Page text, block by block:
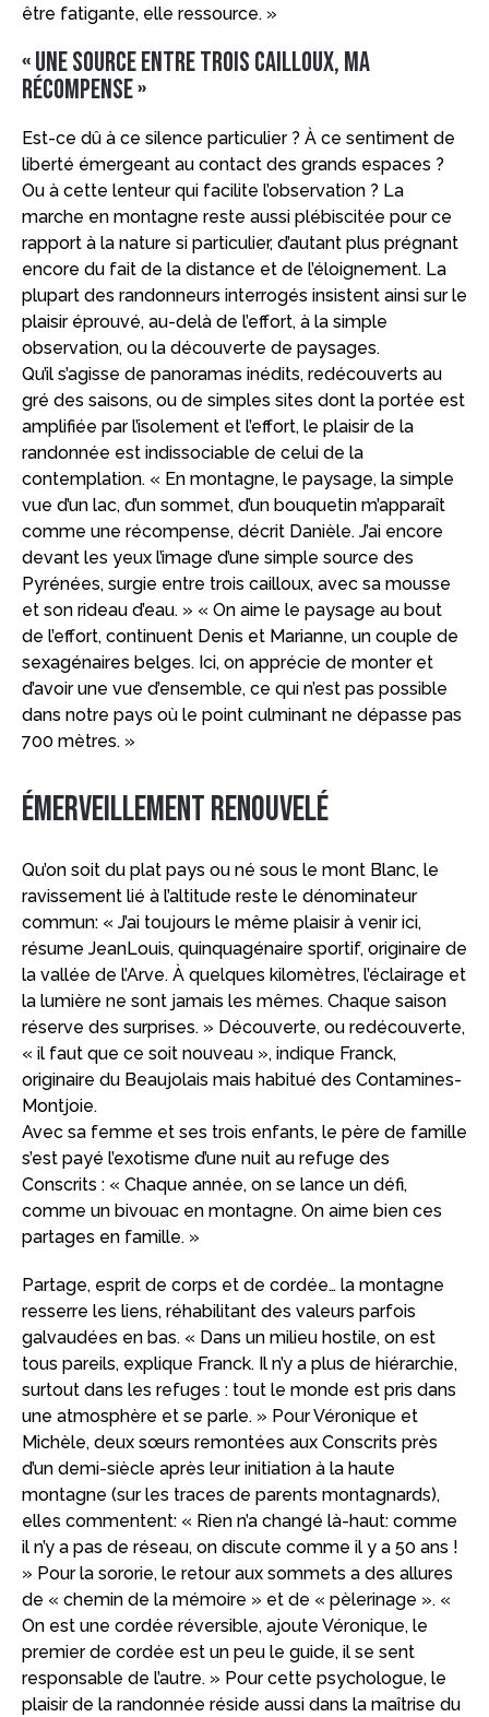
être fatigante, elle ressource. »
« Une source entre trois cailloux, ma
récompense »
Est-ce dû à ce silence particulier ? À ce sentiment de
liberté émergeant au contact des grands espaces ?
Ou à cette lenteur qui facilite l’observation ? La
marche en montagne reste aussi plébiscitée pour ce
rapport à la nature si particulier, d’autant plus prégnant
encore du fait de la distance et de l’éloignement. La
plupart des randonneurs interrogés insistent ainsi sur le
plaisir éprouvé, au-delà de l’effort, à la simple
observation, ou la découverte de paysages.
Qu’il s’agisse de panoramas inédits, redécouverts au
gré des saisons, ou de simples sites dont la portée est
amplifiée par l’isolement et l’effort, le plaisir de la
randonnée est indissociable de celui de la
contemplation. « En montagne, le paysage, la simple
vue d’un lac, d’un sommet, d’un bouquetin m’apparaît
comme une récompense, décrit Danièle. J’ai encore
devant les yeux l’image d’une simple source des
Pyrénées, surgie entre trois cailloux, avec sa mousse
et son rideau d’eau. » « On aime le paysage au bout
de l’effort, continuent Denis et Marianne, un couple de
sexagénaires belges. Ici, on apprécie de monter et
d’avoir une vue d’ensemble, ce qui n’est pas possible
dans notre pays où le point culminant ne dépasse pas
700 mètres. »
Émerveillement renouvelé
Qu’on soit du plat pays ou né sous le mont Blanc, le
ravissement lié à l’altitude reste le dénominateur
commun: « J’ai toujours le même plaisir à venir ici,
résume JeanLouis, quinquagénaire sportif, originaire de
la vallée de l’Arve. À quelques kilomètres, l’éclairage et
la lumière ne sont jamais les mêmes. Chaque saison
réserve des surprises. » Découverte, ou redécouverte,
« il faut que ce soit nouveau », indique Franck,
originaire du Beaujolais mais habitué des Contamines-
Montjoie.
Avec sa femme et ses trois enfants, le père de famille
s’est payé l’exotisme d’une nuit au refuge des
Conscrits : « Chaque année, on se lance un défi,
comme un bivouac en montagne. On aime bien ces
partages en famille. »
Partage, esprit de corps et de cordée… la montagne
resserre les liens, réhabilitant des valeurs parfois
galvaudées en bas. « Dans un milieu hostile, on est
tous pareils, explique Franck. Il n’y a plus de hiérarchie,
surtout dans les refuges : tout le monde est pris dans
une atmosphère et se parle. » Pour Véronique et
Michèle, deux sœurs remontées aux Conscrits près
d’un demi-siècle après leur initiation à la haute
montagne (sur les traces de parents montagnards),
elles commentent: « Rien n’a changé là-haut: comme
il n’y a pas de réseau, on discute comme il y a 50 ans !
» Pour la sororie, le retour aux sommets a des allures
de « chemin de la mémoire » et de « pèlerinage ». «
On est une cordée réversible, ajoute Véronique, le
premier de cordée est un peu le guide, il se sent
responsable de l’autre. » Pour cette psychologue, le
plaisir de la randonnée réside aussi dans la maîtrise du